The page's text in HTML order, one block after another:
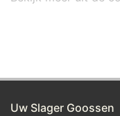
Uw Slager Goossen